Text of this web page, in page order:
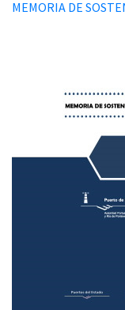
MEMORIA DE